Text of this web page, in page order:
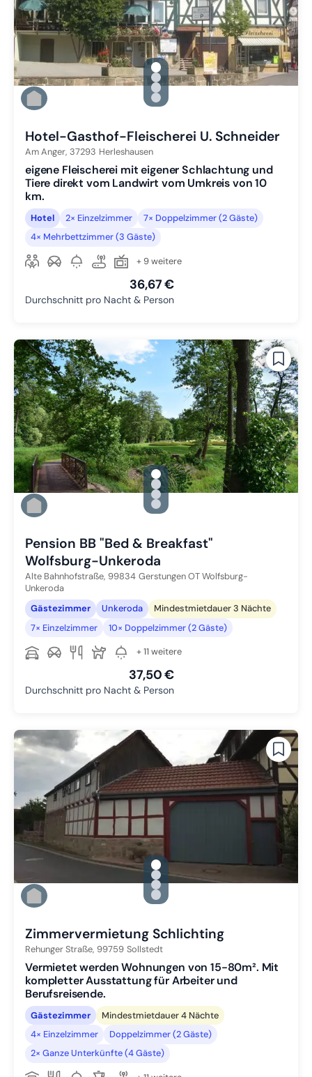
gallery.slide_selector
Zu Slide 1 wechseln
Zu Slide 2 wechseln
Zu Slide 3 wechseln
Zu Slide 4 wechseln
Hotel-Gasthof-Fleischerei U. Schneider
Am Anger, 37293 Herleshausen
eigene Fleischerei mit eigener Schlachtung und
Tiere direkt vom Landwirt vom Umkreis von 10
km.
Hotel 2× Einzelzimmer
7× Doppelzimmer (2 Gäste)
4× Mehrbettzimmer (3 Gäste)
+ 9 weitere
36,67 €
Durchschnitt pro Nacht & Person
gallery.slide_selector
Zu Slide 1 wechseln
Zu Slide 2 wechseln
Zu Slide 3 wechseln
Zu Slide 4 wechseln
Pension BB "Bed & Breakfast"
Wolfsburg-Unkeroda
Alte Bahnhofstraße, 99834 Gerstungen OT Wolfsburg-
Unkeroda
Gästezimmer
Unkeroda
Mindestmietdauer 3 Nächte
7× Einzelzimmer
10× Doppelzimmer (2 Gäste)
+ 11 weitere
37,50 €
Durchschnitt pro Nacht & Person
gallery.slide_selector
Zu Slide 1 wechseln
Zu Slide 2 wechseln
Zu Slide 3 wechseln
Zu Slide 4 wechseln
Zimmervermietung Schlichting
Rehunger Straße, 99759 Sollstedt
Vermietet werden Wohnungen von 15-80m². Mit
kompletter Ausstattung für Arbeiter und
Berufsreisende.
Gästezimmer
Mindestmietdauer 4 Nächte
4× Einzelzimmer
Doppelzimmer (2 Gäste)
2× Ganze Unterkünfte (4 Gäste)